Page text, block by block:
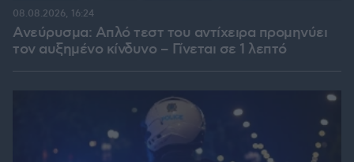
Ανεύρυσμα: Απλό τεστ του αντίχειρα προμηνύει
τον αυξημένο κίνδυνο – Γίνεται σε 1 λεπτό
08.08.2026, 16:24